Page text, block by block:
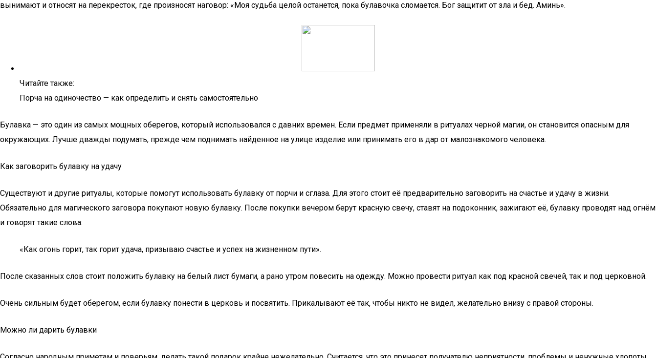
вынимают и относят на перекресток, где произносят наговор: «Моя судьба целой останется, пока булавочка сломается. Бог защитит от зла и бед. Аминь».
Читайте также:
Порча на одиночество — как определить и снять самостоятельно
Булавка — это один из самых мощных оберегов, который использовался с давних времен. Если предмет применяли в ритуалах черной магии, он становится опасным для
окружающих. Лучше дважды подумать, прежде чем поднимать найденное на улице изделие или принимать его в дар от малознакомого человека.
Как заговорить булавку на удачу
Существуют и другие ритуалы, которые помогут использовать булавку от порчи и сглаза. Для этого стоит её предварительно заговорить на счастье и удачу в жизни.
Обязательно для магического заговора покупают новую булавку. После покупки вечером берут красную свечу, ставят на подоконник, зажигают её, булавку проводят над огнём
и говорят такие слова:
«Как огонь горит, так горит удача, призываю счастье и успех на жизненном пути».
После сказанных слов стоит положить булавку на белый лист бумаги, а рано утром повесить на одежду. Можно провести ритуал как под красной свечей, так и под церковной.
Очень сильным будет оберегом, если булавку понести в церковь и посвятить. Прикалывают её так, чтобы никто не видел, желательно внизу с правой стороны.
Можно ли дарить булавки